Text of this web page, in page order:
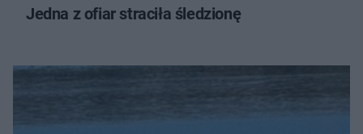
Jedna z ofiar straciła śledzionę